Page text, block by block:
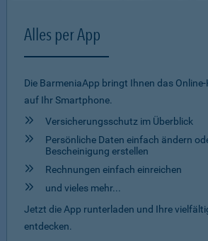
Alles per App
Die BarmeniaApp bringt Ihnen das
auf Ihr Smartphone.
Versicherungsschutz im Überblick
Persönliche Daten einfach ändern
Bescheinigung erstellen
Rechnungen einfach einreichen
und vieles mehr...
Jetzt die App runterladen und Ihre
entdecken.